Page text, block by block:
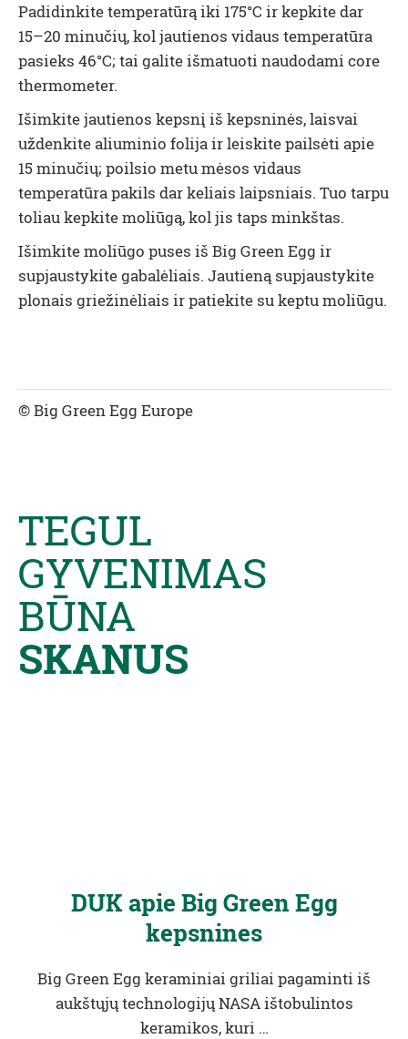
Padidinkite temperatūrą iki 175°C ir kepkite dar
15–20 minučių, kol jautienos vidaus temperatūra
pasieks 46°C; tai galite išmatuoti naudodami core
thermometer.
Išimkite jautienos kepsnį iš kepsninės, laisvai
uždenkite aliuminio folija ir leiskite pailsėti apie
15 minučių; poilsio metu mėsos vidaus
temperatūra pakils dar keliais laipsniais. Tuo tarpu
toliau kepkite moliūgą, kol jis taps minkštas.
Išimkite moliūgo puses iš Big Green Egg ir
supjaustykite gabalėliais. Jautieną supjaustykite
plonais griežinėliais ir patiekite su keptu moliūgu.
© Big Green Egg Europe
TEGUL
GYVENIMAS
BŪNA
SKANUS
DUK apie Big Green Egg
kepsnines
Big Green Egg keraminiai griliai pagaminti iš
aukštųjų technologijų NASA ištobulintos
keramikos, kuri …